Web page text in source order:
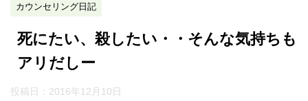
カウンセリング日記
死にたい、殺したい・・そんな気持ちも
アリだしー
投稿日： 2016年12月10日